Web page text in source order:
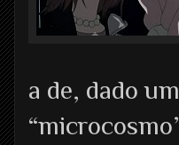
a de, dado